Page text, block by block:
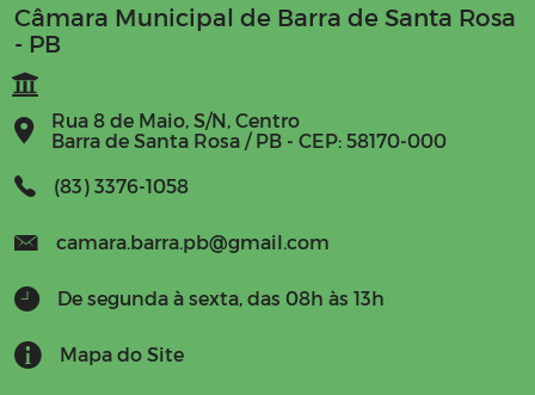
Câmara Municipal de Barra de Santa Rosa
- PB
Rua 8 de Maio, S/N, Centro
Barra de Santa Rosa / PB - CEP: 58170-000
(83) 3376-1058
camara.barra.pb@gmail.com
De segunda à sexta, das 08h às 13h
Mapa do Site